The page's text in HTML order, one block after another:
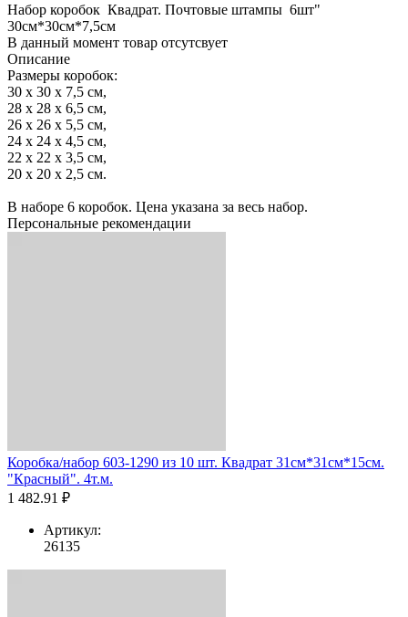
Набор коробок Квадрат. Почтовые штампы 6шт"
30см*30см*7,5см
В данный момент товар отсутсвует
Описание
Размеры коробок:
30 x 30 x 7,5 см,
28 x 28 x 6,5 см,
26 x 26 x 5,5 см,
24 x 24 x 4,5 см,
22 x 22 x 3,5 см,
20 x 20 x 2,5 см.
В наборе 6 коробок. Цена указана за весь набор.
Персональные рекомендации
Коробка/набор 603-1290 из 10 шт. Квадрат 31см*31см*15см.
"Красный". 4т.м.
1 482.91 ₽
Артикул:
26135